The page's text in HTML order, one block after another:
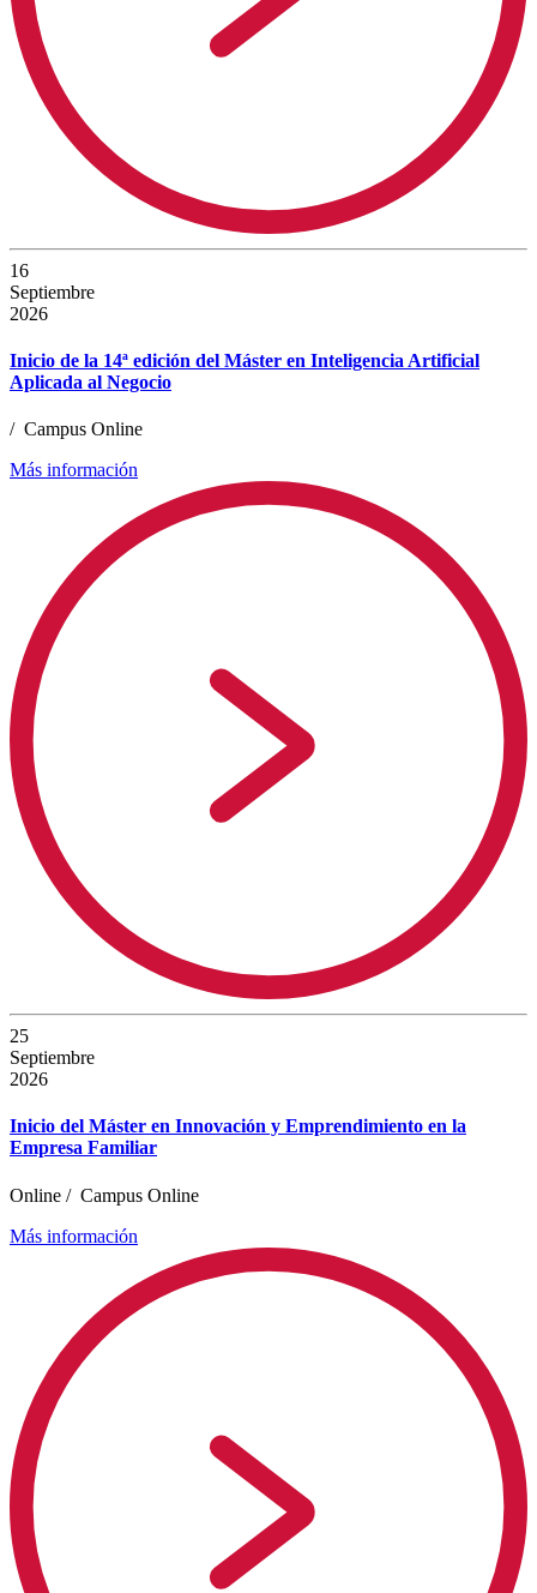
16
Septiembre
2026
Inicio de la 14ª edición del Máster en Inteligencia Artificial
Aplicada al Negocio
/ Campus Online
Más información
25
Septiembre
2026
Inicio del Máster en Innovación y Emprendimiento en la
Empresa Familiar
Online / Campus Online
Más información